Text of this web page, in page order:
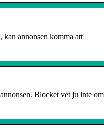
kan annonsen komma att
Blocket vet ju inte om